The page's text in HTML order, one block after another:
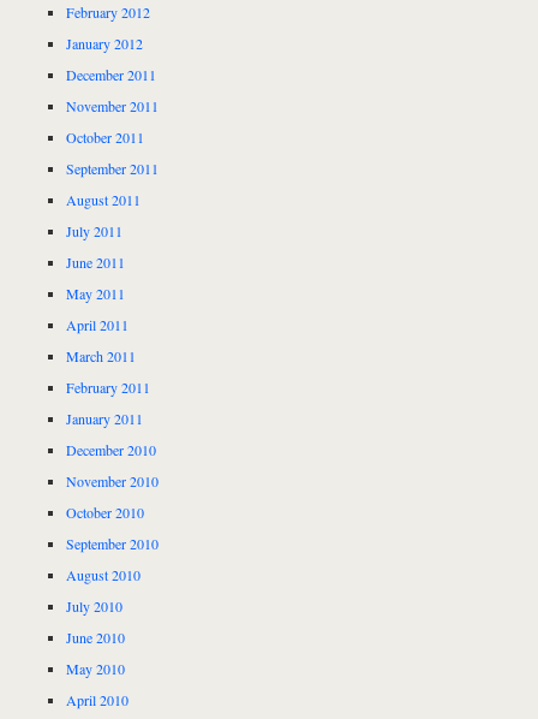
February 2012
January 2012
December 2011
November 2011
October 2011
September 2011
August 2011
July 2011
June 2011
May 2011
April 2011
March 2011
February 2011
January 2011
December 2010
November 2010
October 2010
September 2010
August 2010
July 2010
June 2010
May 2010
April 2010